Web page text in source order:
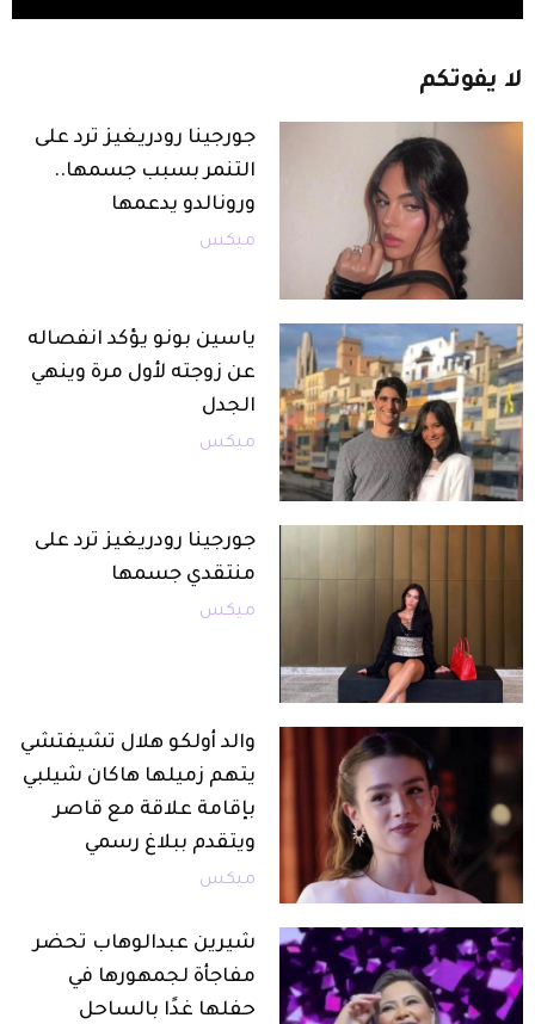
لا يفوتكم
جورجينا رودريغيز ترد على
التنمر بسبب جسمها..
ورونالدو يدعمها
ميكس
ياسين بونو يؤكد انفصاله
عن زوجته لأول مرة وينهي
الجدل
ميكس
جورجينا رودريغيز ترد على
منتقدي جسمها
ميكس
والد أولكو هلال تشيفتشي
يتهم زميلها هاكان شيلبي
بإقامة علاقة مع قاصر
ويتقدم ببلاغ رسمي
ميكس
شيرين عبدالوهاب تحضر
مفاجأة لجمهورها في
حفلها غدًا بالساحل